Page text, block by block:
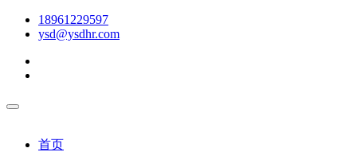
18961229597
ysd@ysdhr.com
首页